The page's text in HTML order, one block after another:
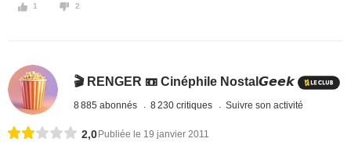
1 2
🎬 RENGER 📼 Cinéphile Nostal𝙂𝙚𝙚𝙠
8 885 abonnés 8 230 critiques Suivre son activité
2,0 Publiée le 19 janvier 2011